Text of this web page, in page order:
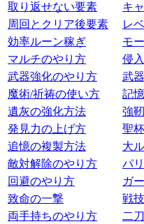
取り返せない要素
キ
周回とクリア後要素
レ
効率ルーン稼ぎ
モ
マルチのやり方
侵
武器強化のやり方
武
魔術/祈祷の使い方
記
遺灰の強化方法
強
発見力の上げ方
聖
追憶の複製方法
大
敵対解除のやり方
パ
回避のやり方
ガ
致命の一撃
戦
両手持ちのやり方
二